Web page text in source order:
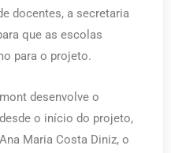
docentes, a secretaria
que as escolas
para o projeto.
desenvolve o
o início do projeto,
Maria Costa Diniz, o